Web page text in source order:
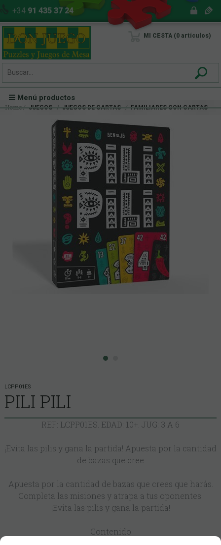
+34 91 435 37 24
MI CESTA 0 artículos
Menú productos
Home JUEGOS JUEGOS DE CARTAS FAMILIARES CON CARTAS
LCPP01ES
PILI PILI
REF: LCPP01ES. EDAD: 10+. JUG: 3 A 6
¡Evita las pilis y gana la partida! Apuesta por la cantidad
de bazas que cree
Apuesta por la cantidad de bazas que crees que harás.
Completa las misiones y atrapa a tus oponentes.
¡Evita las pilis y gana la partida!
Contenido